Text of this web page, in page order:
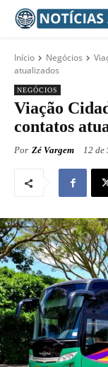
Início Negócios
atualizados
NEGÓCIOS
Viação
contatos
Por Zé Vargem 12 de